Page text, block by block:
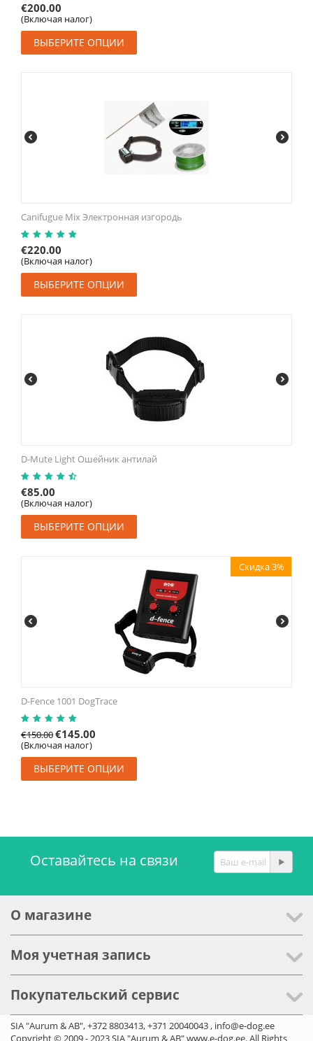
€200.00
(Включая налог)
ВЫБЕРИТЕ ОПЦИИ
Canifugue Mix Электронная изгородь
€220.00
(Включая налог)
ВЫБЕРИТЕ ОПЦИИ
D-Mute Light Ошейник антилай
€85.00
(Включая налог)
ВЫБЕРИТЕ ОПЦИИ
Скидка 3%
D-Fence 1001 DogTrace
€150.00€145.00
(Включая налог)
ВЫБЕРИТЕ ОПЦИИ
Оставайтесь на связи
О магазине
Моя учетная запись
Покупательский сервис
SIA "Aurum & AB", +372 8803413, +371 20040043 , info@e-dog.ee
Copyright © 2009 - 2023 SIA "Aurum & AB" www.e-dog.ee. All Rights